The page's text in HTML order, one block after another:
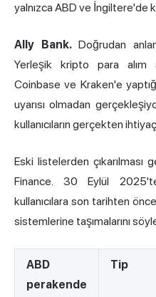
yalnızca ABD ve İngiltere'de
Ally Bank.Doğrudan
Yerleşik kripto para alım
Coinbase ve Kraken'e
uyarısı olmadan
kullanıcıların gerçekten
Eski listelerden
Finance. 30 Eylül
kullanıcılara son tarihten
sistemlerine taşımalarını
ABD
perakende
Tip